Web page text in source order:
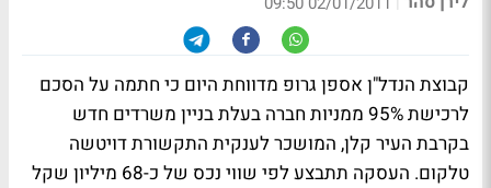
קבוצת הנדל"ן אספן גרופ מדווחת היום כי חתמה על הסכם
לרכישת 95% ממניות חברה בעלת בניין משרדים חדש
בקרבת העיר קלן, המושכר לענקית התקשורת דויטשה
טלקום. העסקה תתבצע לפי שווי נכס של כ-68 מיליון שקל